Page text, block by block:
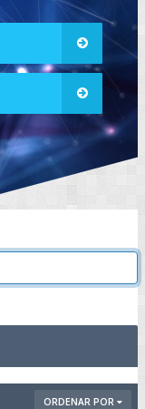
ORDENAR POR